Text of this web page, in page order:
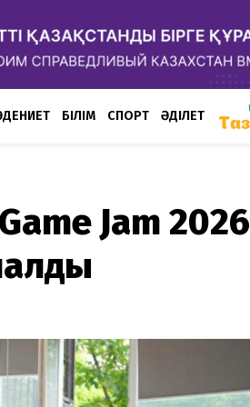
БІЛІМ СПОРТ ӘДІЛЕТ
Jam 2026